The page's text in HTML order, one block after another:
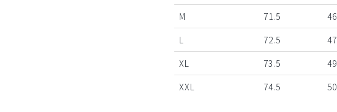
M
71.5 46
L
72.5 47
XL
73.5 49
XXL
74.5 50